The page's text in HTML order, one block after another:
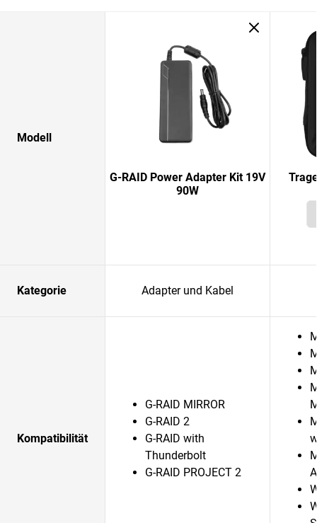
Modell
G-RAID Power Adapter Kit 19V
90W
Kategorie Adapter und Kabel
Kompatibilität
G-RAID MIRROR
G-RAID 2
G-RAID with
Thunderbolt
G-RAID PROJECT 2